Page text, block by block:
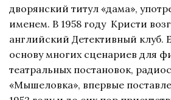
дворянский титул «дама»,
именем. В 1958 году Кристи
английский Детективный клуб.
основу многих сценариев для
театральных постановок,
«Мышеловка», впервые